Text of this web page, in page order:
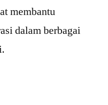
membantu
dalam berbagai